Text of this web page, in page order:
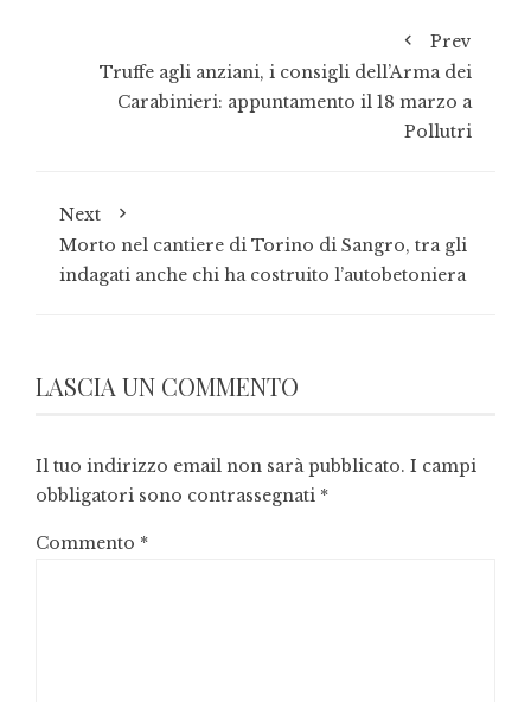
Prev
Truffe agli anziani, i consigli dell’Arma dei
Carabinieri: appuntamento il 18 marzo a
Pollutri
Next
Morto nel cantiere di Torino di Sangro, tra gli
indagati anche chi ha costruito l’autobetoniera
LASCIA UN COMMENTO
Il tuo indirizzo email non sarà pubblicato. I campi
obbligatori sono contrassegnati *
Commento *